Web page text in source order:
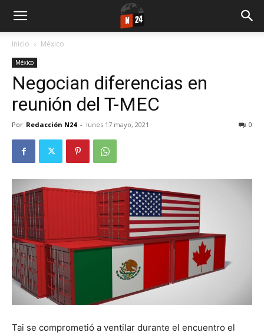
Inicio México
México
Negocian diferencias en
reunión del T-MEC
Por Redacción N24 - lunes 17 mayo, 2021 0
Tai se comprometió a ventilar durante el encuentro el